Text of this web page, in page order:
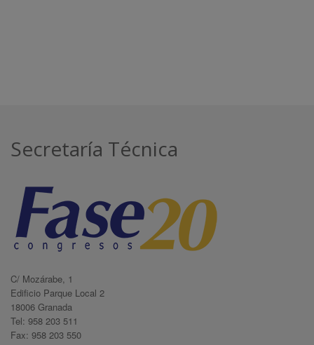
Secretaría Técnica
C/ Mozárabe, 1
Edificio Parque Local 2
18006 Granada
Tel: 958 203 511
Fax: 958 203 550